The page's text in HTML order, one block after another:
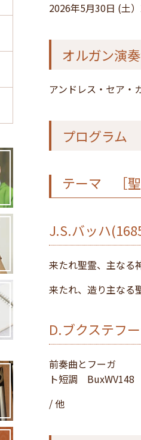
2026年5⽉30⽇ (⼟
オルガン演
アンドレス・セア・
プログラム
テーマ ［聖
J.S.バッハ
来たれ聖霊、主なる
来たれ、造り主な
D.ブクステフ
前奏曲とフーガ
ト短調 BuxWV148
/ 他